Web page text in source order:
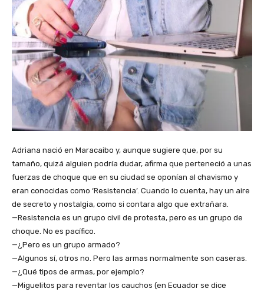
Adriana nació en Maracaibo y, aunque sugiere que, por su
tamaño, quizá alguien podría dudar, afirma que perteneció a unas
fuerzas de choque que en su ciudad se oponían al chavismo y
eran conocidas como ‘Resistencia’. Cuando lo cuenta, hay un aire
de secreto y nostalgia, como si contara algo que extrañara.
—Resistencia es un grupo civil de protesta, pero es un grupo de
choque. No es pacífico.
—¿Pero es un grupo armado?
—Algunos sí, otros no. Pero las armas normalmente son caseras.
—¿Qué tipos de armas, por ejemplo?
—Miguelitos para reventar los cauchos (en Ecuador se dice